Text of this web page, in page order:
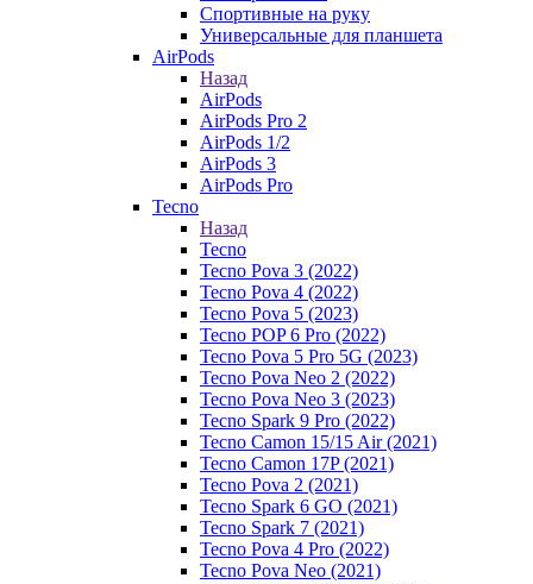
Спортивные на руку
Универсальные для планшета
AirPods
Назад
AirPods
AirPods Pro 2
AirPods 1/2
AirPods 3
AirPods Pro
Tecno
Назад
Tecno
Tecno Pova 3 (2022)
Tecno Pova 4 (2022)
Tecno Pova 5 (2023)
Tecno POP 6 Pro (2022)
Tecno Pova 5 Pro 5G (2023)
Tecno Pova Neo 2 (2022)
Tecno Pova Neo 3 (2023)
Tecno Spark 9 Pro (2022)
Tecno Camon 15/15 Air (2021)
Tecno Camon 17P (2021)
Tecno Pova 2 (2021)
Tecno Spark 6 GO (2021)
Tecno Spark 7 (2021)
Tecno Pova 4 Pro (2022)
Tecno Pova Neo (2021)